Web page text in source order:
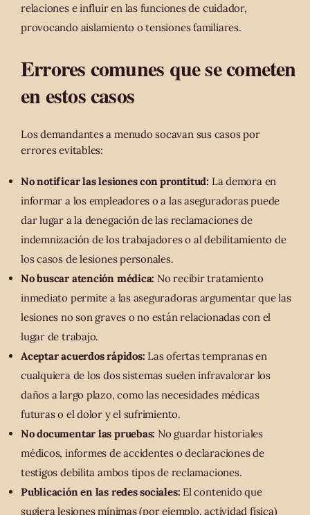
relaciones e influir en las funciones de cuidador,
provocando aislamiento o tensiones familiares.
Errores comunes que se cometen
en estos casos
Los demandantes a menudo socavan sus casos por
errores evitables:
No notificar las lesiones con prontitud: La demora en
informar a los empleadores o a las aseguradoras puede
dar lugar a la denegación de las reclamaciones de
indemnización de los trabajadores o al debilitamiento de
los casos de lesiones personales.
No buscar atención médica: No recibir tratamiento
inmediato permite a las aseguradoras argumentar que las
lesiones no son graves o no están relacionadas con el
lugar de trabajo.
Aceptar acuerdos rápidos: Las ofertas tempranas en
cualquiera de los dos sistemas suelen infravalorar los
daños a largo plazo, como las necesidades médicas
futuras o el dolor y el sufrimiento.
No documentar las pruebas: No guardar historiales
médicos, informes de accidentes o declaraciones de
testigos debilita ambos tipos de reclamaciones.
Publicación en las redes sociales: El contenido que
sugiera lesiones mínimas (por ejemplo, actividad física)